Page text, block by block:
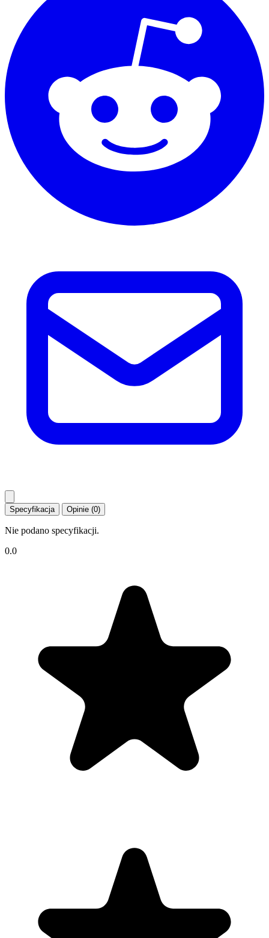
Specyfikacja Opinie (0)
Nie podano specyfikacji.
0.0